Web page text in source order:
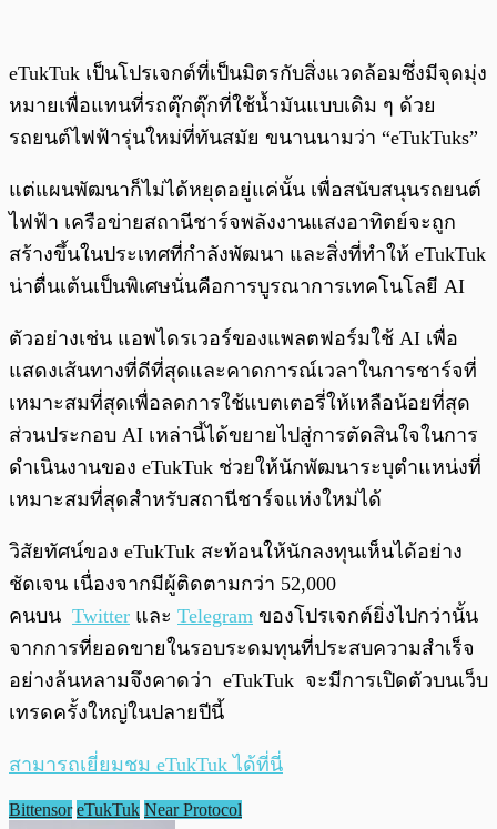
eTukTuk เป็นโปรเจกต์ที่เป็นมิตรกับสิ่งแวดล้อมซึ่งมีจุดมุ่ง
หมายเพื่อแทนที่รถตุ๊กตุ๊กที่ใช้น้ำมันแบบเดิม ๆ ด้วย
รถยนต์ไฟฟ้ารุ่นใหม่ที่ทันสมัย ​​ขนานนามว่า “eTukTuks”
แต่แผนพัฒนาก็ไม่ได้หยุดอยู่แค่นั้น เพื่อสนับสนุนรถยนต์
ไฟฟ้า เครือข่ายสถานีชาร์จพลังงานแสงอาทิตย์จะถูก
สร้างขึ้นในประเทศที่กำลังพัฒนา และสิ่งที่ทำให้ eTukTuk
น่าตื่นเต้นเป็นพิเศษนั่นคือการบูรณาการเทคโนโลยี AI
ตัวอย่างเช่น แอพไดรเวอร์ของแพลตฟอร์มใช้ AI เพื่อ
แสดงเส้นทางที่ดีที่สุดและคาดการณ์เวลาในการชาร์จที่
เหมาะสมที่สุดเพื่อลดการใช้แบตเตอรี่ให้เหลือน้อยที่สุด
ส่วนประกอบ AI เหล่านี้ได้ขยายไปสู่การตัดสินใจในการ
ดำเนินงานของ eTukTuk ช่วยให้นักพัฒนาระบุตำแหน่งที่
เหมาะสมที่สุดสำหรับสถานีชาร์จแห่งใหม่ได้
วิสัยทัศน์ของ eTukTuk สะท้อนให้นักลงทุนเห็นได้อย่าง
ชัดเจน เนื่องจากมีผู้ติดตามกว่า 52,000
คนบน Twitter และ Telegram ของโปรเจกต์ยิ่งไปกว่านั้น
จากการที่ยอดขายในรอบระดมทุนที่ประสบความสำเร็จ
อย่างล้นหลามจึงคาดว่า eTukTuk จะมีการเปิดตัวบนเว็บ
เทรดครั้งใหญ่ในปลายปีนี้
สามารถเยี่ยมชม eTukTuk ได้ที่นี่
Bittensor eTukTuk Near Protocol